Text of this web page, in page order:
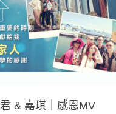
& 嘉琪｜感恩MV